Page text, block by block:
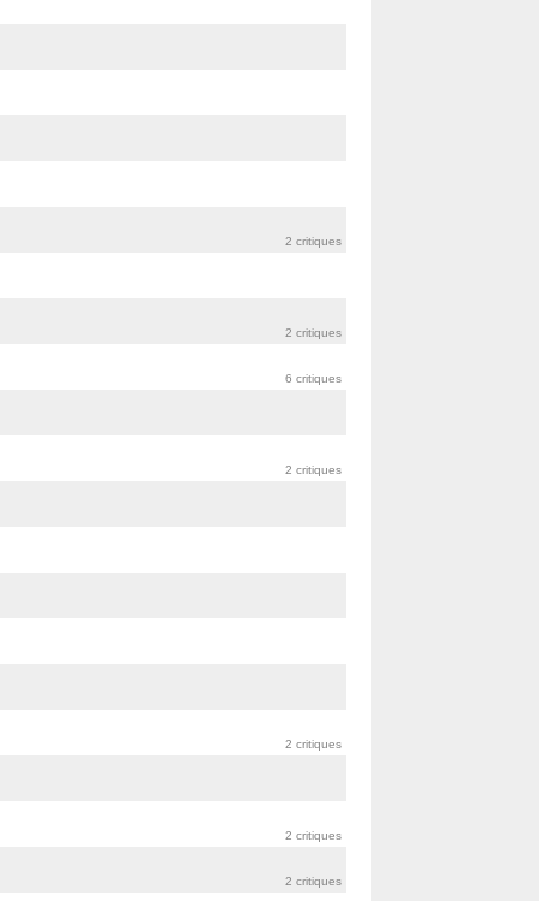
2 critiques
2 critiques
6 critiques
2 critiques
2 critiques
2 critiques
2 critiques